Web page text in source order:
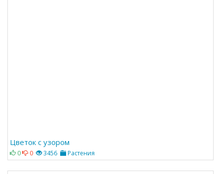
Цветок с узором
0 0 3456 Растения